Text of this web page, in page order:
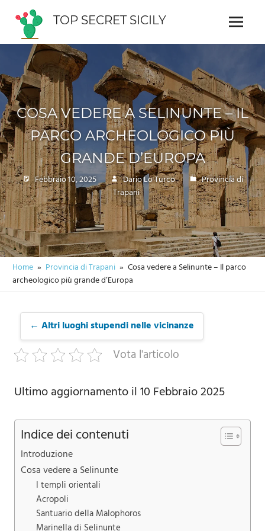
content
TOP SECRET SICILY
Guida
interattiva
della
Sicilia
Menu
COSA VEDERE A SELINUNTE – IL
PARCO ARCHEOLOGICO PIÙ
GRANDE D’EUROPA
Febbraio 10, 2025 Dario Lo Turco
Provincia di
Trapani
Home Provincia di Trapani
Cosa vedere a Selinunte – Il parco
archeologico più grande d’Europa
← Altri luoghi stupendi nelle vicinanze
Vota l'articolo
Ultimo aggiornamento il 10 Febbraio 2025
Indice dei contenuti
Introduzione
Cosa vedere a Selinunte
I templi orientali
Acropoli
Santuario della Malophoros